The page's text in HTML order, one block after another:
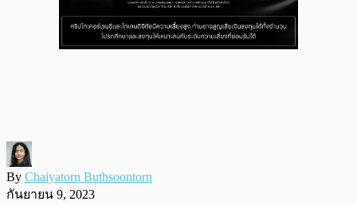
By Chaiyatorn Buthsoontorn
กันยายน 9, 2023